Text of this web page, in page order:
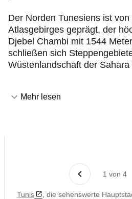
Der Norden Tunesiens ist
Atlasgebirges geprägt, der
Djebel Chambi mit 1544
schließen sich
Wüstenlandschaft der Sahara
Mehr lesen
1 von 4
Tunis , die sehenswerte